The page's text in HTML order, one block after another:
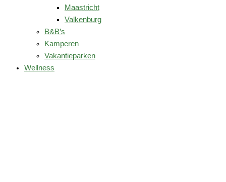
Maastricht
Valkenburg
B&B’s
Kamperen
Vakantieparken
Wellness